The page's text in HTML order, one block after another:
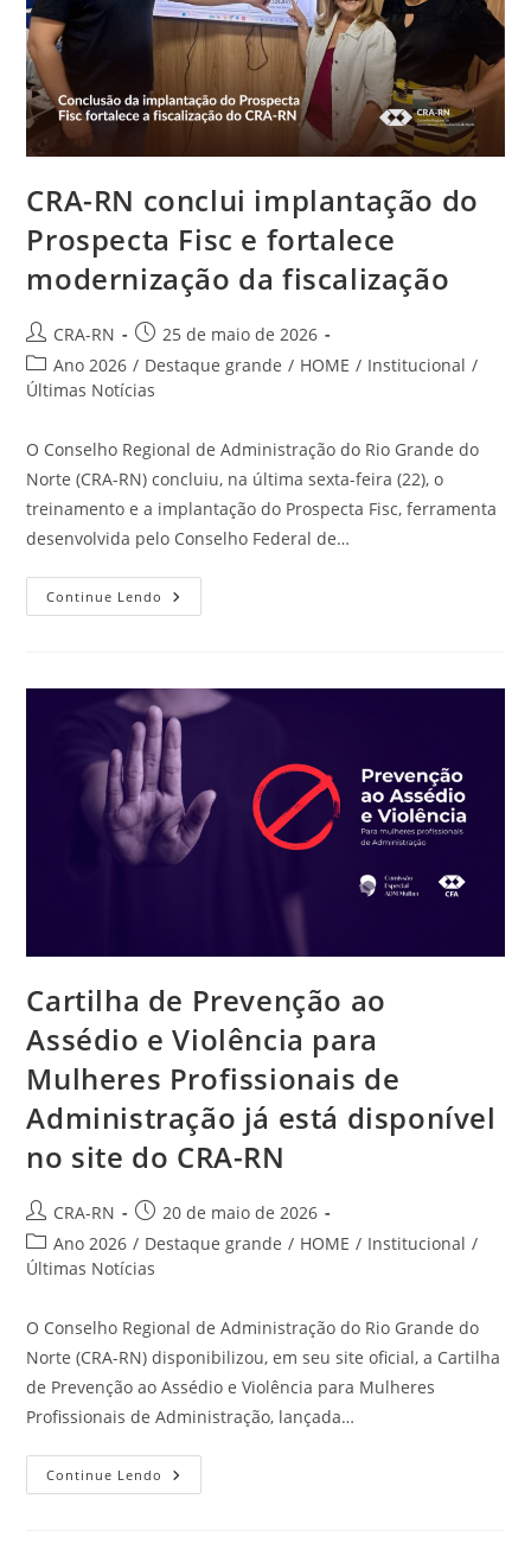
CRA-RN conclui implantação do
Prospecta Fisc e fortalece
modernização da fiscalização
Autor
do
post:
CRA-RN
Post
publicado:
25 de maio de 2026
Categoria
do
Ano 2026 / Destaque grande / HOME / Institucional /
Últimas Notícias
O Conselho Regional de Administração do Rio Grande do
Norte (CRA-RN) concluiu, na última sexta-feira (22), o
treinamento e a implantação do Prospecta Fisc, ferramenta
desenvolvida pelo Conselho Federal de…
Continue Lendo CRA-
RN
Fisc
E
Fortalece
Modernização
Da
Fiscalização
Cartilha de Prevenção ao
Assédio e Violência para
Mulheres Profissionais de
Administração já está disponível
no site do CRA-RN
Autor
do
post:
CRA-RN
Post
publicado:
20 de maio de 2026
Categoria
do
Ano 2026 / Destaque grande / HOME / Institucional /
Últimas Notícias
O Conselho Regional de Administração do Rio Grande do
Norte (CRA-RN) disponibilizou, em seu site oficial, a Cartilha
de Prevenção ao Assédio e Violência para Mulheres
Profissionais de Administração, lançada…
Continue Lendo Cartilha
De